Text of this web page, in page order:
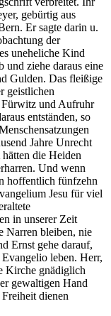
gebürtig aus
Er sagte darin u.
der
uneheliche Kind
und ziehe daraus eine
Gulden. Das fleißige
geistlichen
Fürwitz und Aufruhr
entständen, so
Jahre Unrecht
die Heiden
Und wenn
hoffentlich fünfzehn
Jesu für viel
in unserer Zeit
Narren bleiben, nie
Ernst gehe darauf,
leben. Herr,
Kirche gnädiglich
gewaltigen Hand
dienen